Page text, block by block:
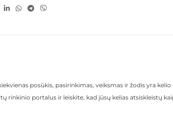
posūkis, pasirinkimas, veiksmas ir žodis yra kelio
rinkinio portalus ir leiskite, kad jūsų kelias atsiskleistų